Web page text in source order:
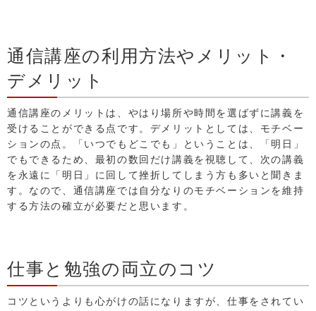
通信講座の利用方法やメリット・
デメリット
通信講座のメリットは、やはり場所や時間を選ばずに講義を
受けることができる点です。デメリットとしては、モチベー
ションの点。「いつでもどこでも」ということは、「明日」
でもできるため、最初の数回だけ講義を視聴して、次の講義
を永遠に「明日」に回して挫折してしまう方も多いと聞きま
す。なので、通信講座では自分なりのモチベーションを維持
する方法の確立が必要だと思います。
仕事と勉強の両立のコツ
コツというよりも心がけの話になりますが、仕事をされてい